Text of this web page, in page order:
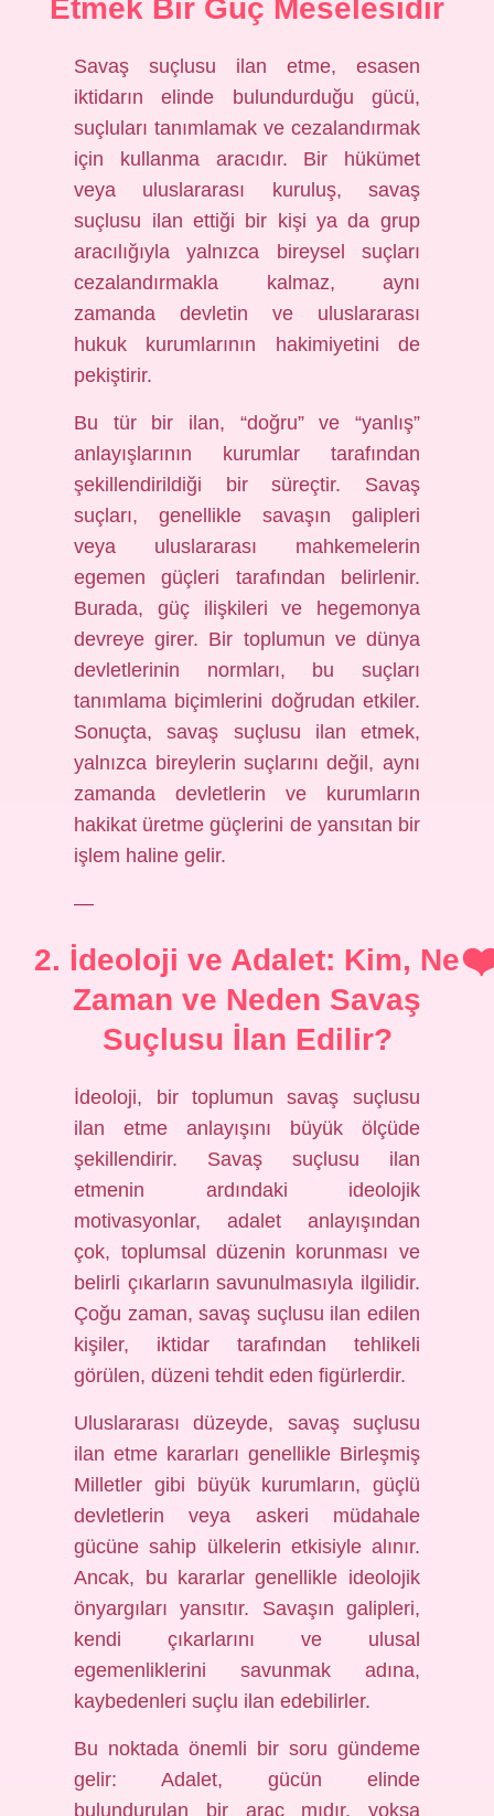
Etmek Bir Güç Meselesidir
Savaş suçlusu ilan etme, esasen
iktidarın elinde bulundurduğu gücü,
suçluları tanımlamak ve cezalandırmak
için kullanma aracıdır. Bir hükümet
veya uluslararası kuruluş, savaş
suçlusu ilan ettiği bir kişi ya da grup
aracılığıyla yalnızca bireysel suçları
cezalandırmakla kalmaz, aynı
zamanda devletin ve uluslararası
hukuk kurumlarının hakimiyetini de
pekiştirir.
Bu tür bir ilan, “doğru” ve “yanlış”
anlayışlarının kurumlar tarafından
şekillendirildiği bir süreçtir. Savaş
suçları, genellikle savaşın galipleri
veya uluslararası mahkemelerin
egemen güçleri tarafından belirlenir.
Burada, güç ilişkileri ve hegemonya
devreye girer. Bir toplumun ve dünya
devletlerinin normları, bu suçları
tanımlama biçimlerini doğrudan etkiler.
Sonuçta, savaş suçlusu ilan etmek,
yalnızca bireylerin suçlarını değil, aynı
zamanda devletlerin ve kurumların
hakikat üretme güçlerini de yansıtan bir
işlem haline gelir.
—
2. İdeoloji ve Adalet: Kim, Ne
Zaman ve Neden Savaş
Suçlusu İlan Edilir?
İdeoloji, bir toplumun savaş suçlusu
ilan etme anlayışını büyük ölçüde
şekillendirir. Savaş suçlusu ilan
etmenin ardındaki ideolojik
motivasyonlar, adalet anlayışından
çok, toplumsal düzenin korunması ve
belirli çıkarların savunulmasıyla ilgilidir.
Çoğu zaman, savaş suçlusu ilan edilen
kişiler, iktidar tarafından tehlikeli
görülen, düzeni tehdit eden figürlerdir.
Uluslararası düzeyde, savaş suçlusu
ilan etme kararları genellikle Birleşmiş
Milletler gibi büyük kurumların, güçlü
devletlerin veya askeri müdahale
gücüne sahip ülkelerin etkisiyle alınır.
Ancak, bu kararlar genellikle ideolojik
önyargıları yansıtır. Savaşın galipleri,
kendi çıkarlarını ve ulusal
egemenliklerini savunmak adına,
kaybedenleri suçlu ilan edebilirler.
Bu noktada önemli bir soru gündeme
gelir: Adalet, gücün elinde
bulundurulan bir araç mıdır, yoksa